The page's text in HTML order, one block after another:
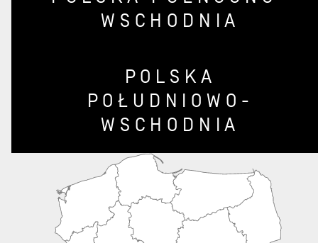
WSCHODNIA
POLSKA
POŁUDNIOWO-
WSCHODNIA